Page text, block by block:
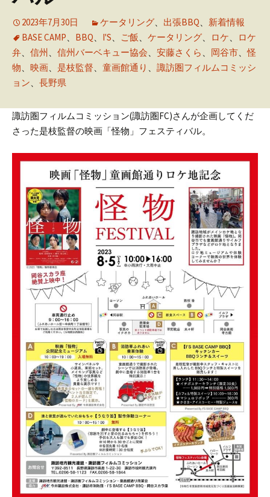
2023年7月30日 ケータリング、 出張BBQ、 新着情報
BASE CAMP、 BBQ、 I'S、 ご飯 、 ケータリング、 ロケ、
ロケ
弁、 信州 、 信州バーベキュー協会、 安藤さくら 、 岡谷市、怪
物、 映画、 是枝監督、 童画館通り 、 諏訪圏フィルムコミッシ
ョン、 長野県
諏訪圏フィルムコミッション(諏訪圏FC)さんが企画してくだ
さった是枝監督の映画「怪物」フェスティバル。